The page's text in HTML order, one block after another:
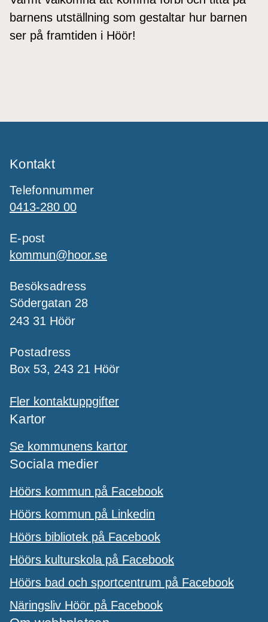
barnens utställning som gestaltar hur barnen
ser på framtiden i Höör!
Kontakt
Telefonnummer
0413-280 00
E-post
kommun@hoor.se
Besöksadress
Södergatan 28
243 31 Höör
Postadress
Box 53, 243 21 Höör
Fler kontaktuppgifter
Kartor
Se kommunens kartor
Sociala medier
Höörs kommun på Facebook
Höörs kommun på Linkedin
Höörs bibliotek på Facebook
Höörs kulturskola på Facebook
Höörs bad och sportcentrum på Facebook
Näringsliv Höör på Facebook